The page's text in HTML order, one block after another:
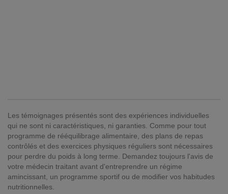
Les témoignages présentés sont des expériences individuelles
qui ne sont ni caractéristiques, ni garanties. Comme pour tout
programme de rééquilibrage alimentaire, des plans de repas
contrôlés et des exercices physiques réguliers sont nécessaires
pour perdre du poids à long terme. Demandez toujours l'avis de
votre médecin traitant avant d'entreprendre un régime
amincissant, un programme sportif ou de modifier vos habitudes
nutritionnelles.